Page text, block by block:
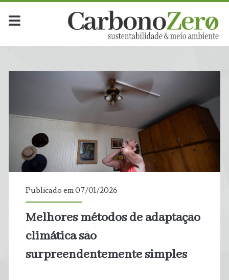
Publicado em 07/01/2026
Melhores métodos de adaptação
climática são
surpreendentemente simples